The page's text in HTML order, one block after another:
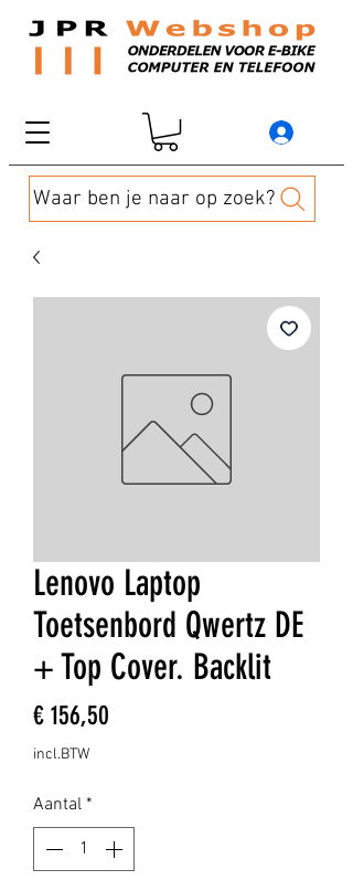
Waar ben je naar op zoek?
Lenovo Laptop
Toetsenbord Qwertz DE
+ Top Cover. Backlit
€ 156,50
incl.BTW
Aantal *